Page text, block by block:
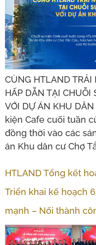
CÙNG HTLAND
HẤP DẪN TẠI CHUỖI
VỚI DỰ ÁN KHU
kiện Cafe cuối tuần
đồng thời vào các
án Khu dân cư Chợ
HTLAND Tổng kết
Triển khai kế hoạch
mạnh – Nối thành